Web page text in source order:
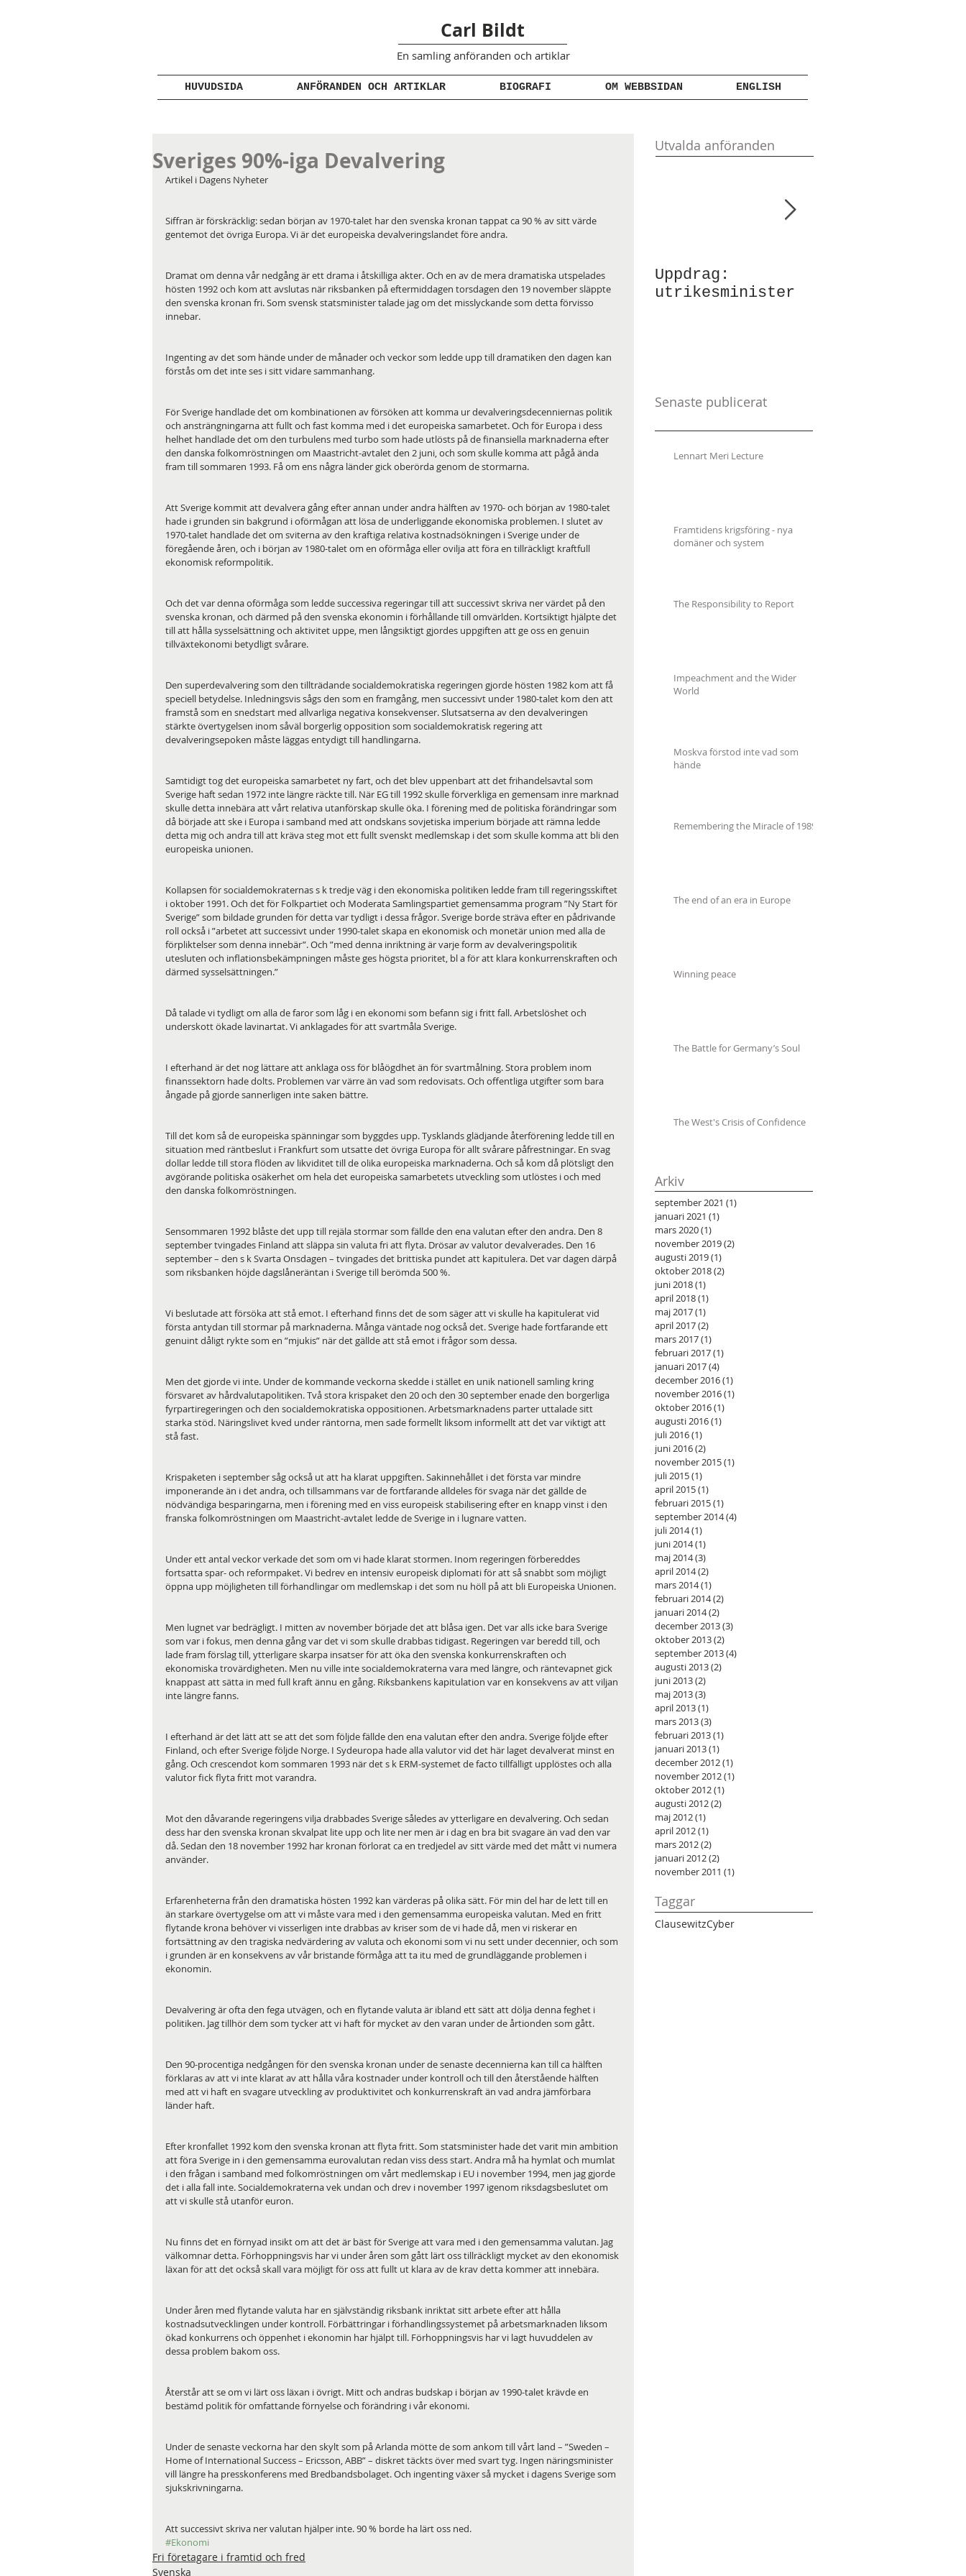
Carl Bildt
En samling anföranden och artiklar
HUVUDSIDA ANFÖRANDEN OCH ARTIKLAR BIOGRAFI OM WEBBSIDAN ENGLISH
Sveriges 90%-iga Devalvering
Artikel i Dagens Nyheter
Siffran är förskräcklig: sedan början av 1970-talet har den svenska kronan tappat ca 90 % av sitt värde
gentemot det övriga Europa. Vi är det europeiska devalveringslandet före andra.
Dramat om denna vår nedgång är ett drama i åtskilliga akter. Och en av de mera dramatiska utspelades
hösten 1992 och kom att avslutas när riksbanken på eftermiddagen torsdagen den 19 november släppte
den svenska kronan fri. Som svensk statsminister talade jag om det misslyckande som detta förvisso
innebar.
Ingenting av det som hände under de månader och veckor som ledde upp till dramatiken den dagen kan
förstås om det inte ses i sitt vidare sammanhang.
För Sverige handlade det om kombinationen av försöken att komma ur devalveringsdecenniernas politik
och ansträngningarna att fullt och fast komma med i det europeiska samarbetet. Och för Europa i dess
helhet handlade det om den turbulens med turbo som hade utlösts på de finansiella marknaderna efter
den danska folkomröstningen om Maastricht-avtalet den 2 juni, och som skulle komma att pågå ända
fram till sommaren 1993. Få om ens några länder gick oberörda genom de stormarna.
Att Sverige kommit att devalvera gång efter annan under andra hälften av 1970- och början av 1980-talet
hade i grunden sin bakgrund i oförmågan att lösa de underliggande ekonomiska problemen. I slutet av
1970-talet handlade det om sviterna av den kraftiga relativa kostnadsökningen i Sverige under de
föregående åren, och i början av 1980-talet om en oförmåga eller ovilja att föra en tillräckligt kraftfull
ekonomisk reformpolitik.
Och det var denna oförmåga som ledde successiva regeringar till att successivt skriva ner värdet på den
svenska kronan, och därmed på den svenska ekonomin i förhållande till omvärlden. Kortsiktigt hjälpte det
till att hålla sysselsättning och aktivitet uppe, men långsiktigt gjordes uppgiften att ge oss en genuin
tillväxtekonomi betydligt svårare.
Den superdevalvering som den tillträdande socialdemokratiska regeringen gjorde hösten 1982 kom att få
speciell betydelse. Inledningsvis sågs den som en framgång, men successivt under 1980-talet kom den att
framstå som en snedstart med allvarliga negativa konsekvenser. Slutsatserna av den devalveringen
stärkte övertygelsen inom såväl borgerlig opposition som socialdemokratisk regering att
devalveringsepoken måste läggas entydigt till handlingarna.
Samtidigt tog det europeiska samarbetet ny fart, och det blev uppenbart att det frihandelsavtal som
Sverige haft sedan 1972 inte längre räckte till. När EG till 1992 skulle förverkliga en gemensam inre marknad
skulle detta innebära att vårt relativa utanförskap skulle öka. I förening med de politiska förändringar som
då började att ske i Europa i samband med att ondskans sovjetiska imperium började att rämna ledde
detta mig och andra till att kräva steg mot ett fullt svenskt medlemskap i det som skulle komma att bli den
europeiska unionen.
Kollapsen för socialdemokraternas s k tredje väg i den ekonomiska politiken ledde fram till regeringsskiftet
i oktober 1991. Och det för Folkpartiet och Moderata Samlingspartiet gemensamma program ”Ny Start för
Sverige” som bildade grunden för detta var tydligt i dessa frågor. Sverige borde sträva efter en pådrivande
roll också i ”arbetet att successivt under 1990-talet skapa en ekonomisk och monetär union med alla de
förpliktelser som denna innebär”. Och ”med denna inriktning är varje form av devalveringspolitik
utesluten och inflationsbekämpningen måste ges högsta prioritet, bl a för att klara konkurrenskraften och
därmed sysselsättningen.”
Då talade vi tydligt om alla de faror som låg i en ekonomi som befann sig i fritt fall. Arbetslöshet och
underskott ökade lavinartat. Vi anklagades för att svartmåla Sverige.
I efterhand är det nog lättare att anklaga oss för blåögdhet än för svartmålning. Stora problem inom
finanssektorn hade dolts. Problemen var värre än vad som redovisats. Och offentliga utgifter som bara
ångade på gjorde sannerligen inte saken bättre.
Till det kom så de europeiska spänningar som byggdes upp. Tysklands glädjande återförening ledde till en
situation med räntbeslut i Frankfurt som utsatte det övriga Europa för allt svårare påfrestningar. En svag
dollar ledde till stora flöden av likviditet till de olika europeiska marknaderna. Och så kom då plötsligt den
avgörande politiska osäkerhet om hela det europeiska samarbetets utveckling som utlöstes i och med
den danska folkomröstningen.
Sensommaren 1992 blåste det upp till rejäla stormar som fällde den ena valutan efter den andra. Den 8
september tvingades Finland att släppa sin valuta fri att flyta. Drösar av valutor devalverades. Den 16
september – den s k Svarta Onsdagen – tvingades det brittiska pundet att kapitulera. Det var dagen därpå
som riksbanken höjde dagslåneräntan i Sverige till berömda 500 %.
Vi beslutade att försöka att stå emot. I efterhand finns det de som säger att vi skulle ha kapitulerat vid
första antydan till stormar på marknaderna. Många väntade nog också det. Sverige hade fortfarande ett
genuint dåligt rykte som en ”mjukis” när det gällde att stå emot i frågor som dessa.
Men det gjorde vi inte. Under de kommande veckorna skedde i stället en unik nationell samling kring
försvaret av hårdvalutapolitiken. Två stora krispaket den 20 och den 30 september enade den borgerliga
fyrpartiregeringen och den socialdemokratiska oppositionen. Arbetsmarknadens parter uttalade sitt
starka stöd. Näringslivet kved under räntorna, men sade formellt liksom informellt att det var viktigt att
stå fast.
Krispaketen i september såg också ut att ha klarat uppgiften. Sakinnehållet i det första var mindre
imponerande än i det andra, och tillsammans var de fortfarande alldeles för svaga när det gällde de
nödvändiga besparingarna, men i förening med en viss europeisk stabilisering efter en knapp vinst i den
franska folkomröstningen om Maastricht-avtalet ledde de Sverige in i lugnare vatten.
Under ett antal veckor verkade det som om vi hade klarat stormen. Inom regeringen förbereddes
fortsatta spar- och reformpaket. Vi bedrev en intensiv europeisk diplomati för att så snabbt som möjligt
öppna upp möjligheten till förhandlingar om medlemskap i det som nu höll på att bli Europeiska Unionen.
Men lugnet var bedrägligt. I mitten av november började det att blåsa igen. Det var alls icke bara Sverige
som var i fokus, men denna gång var det vi som skulle drabbas tidigast. Regeringen var beredd till, och
lade fram förslag till, ytterligare skarpa insatser för att öka den svenska konkurrenskraften och
ekonomiska trovärdigheten. Men nu ville inte socialdemokraterna vara med längre, och räntevapnet gick
knappast att sätta in med full kraft ännu en gång. Riksbankens kapitulation var en konsekvens av att viljan
inte längre fanns.
I efterhand är det lätt att se att det som följde fällde den ena valutan efter den andra. Sverige följde efter
Finland, och efter Sverige följde Norge. I Sydeuropa hade alla valutor vid det här laget devalverat minst en
gång. Och crescendot kom sommaren 1993 när det s k ERM-systemet de facto tillfälligt upplöstes och alla
valutor fick flyta fritt mot varandra.
Mot den dåvarande regeringens vilja drabbades Sverige således av ytterligare en devalvering. Och sedan
dess har den svenska kronan skvalpat lite upp och lite ner men är i dag en bra bit svagare än vad den var
då. Sedan den 18 november 1992 har kronan förlorat ca en tredjedel av sitt värde med det mått vi numera
använder.
Erfarenheterna från den dramatiska hösten 1992 kan värderas på olika sätt. För min del har de lett till en
än starkare övertygelse om att vi måste vara med i den gemensamma europeiska valutan. Med en fritt
flytande krona behöver vi visserligen inte drabbas av kriser som de vi hade då, men vi riskerar en
fortsättning av den tragiska nedvärdering av valuta och ekonomi som vi nu sett under decennier, och som
i grunden är en konsekvens av vår bristande förmåga att ta itu med de grundläggande problemen i
ekonomin.
Devalvering är ofta den fega utvägen, och en flytande valuta är ibland ett sätt att dölja denna feghet i
politiken. Jag tillhör dem som tycker att vi haft för mycket av den varan under de årtionden som gått.
Den 90-procentiga nedgången för den svenska kronan under de senaste decennierna kan till ca hälften
förklaras av att vi inte klarat av att hålla våra kostnader under kontroll och till den återstående hälften
med att vi haft en svagare utveckling av produktivitet och konkurrenskraft än vad andra jämförbara
länder haft.
Efter kronfallet 1992 kom den svenska kronan att flyta fritt. Som statsminister hade det varit min ambition
att föra Sverige in i den gemensamma eurovalutan redan viss dess start. Andra må ha hymlat och mumlat
i den frågan i samband med folkomröstningen om vårt medlemskap i EU i november 1994, men jag gjorde
det i alla fall inte. Socialdemokraterna vek undan och drev i november 1997 igenom riksdagsbeslutet om
att vi skulle stå utanför euron.
Nu finns det en förnyad insikt om att det är bäst för Sverige att vara med i den gemensamma valutan. Jag
välkomnar detta. Förhoppningsvis har vi under åren som gått lärt oss tillräckligt mycket av den ekonomisk
läxan för att det också skall vara möjligt för oss att fullt ut klara av de krav detta kommer att innebära.
Under åren med flytande valuta har en självständig riksbank inriktat sitt arbete efter att hålla
kostnadsutvecklingen under kontroll. Förbättringar i förhandlingssystemet på arbetsmarknaden liksom
ökad konkurrens och öppenhet i ekonomin har hjälpt till. Förhoppningsvis har vi lagt huvuddelen av
dessa problem bakom oss.
Återstår att se om vi lärt oss läxan i övrigt. Mitt och andras budskap i början av 1990-talet krävde en
bestämd politik för omfattande förnyelse och förändring i vår ekonomi.
Under de senaste veckorna har den skylt som på Arlanda mötte de som ankom till vårt land – ”Sweden –
Home of International Success – Ericsson, ABB” – diskret täckts över med svart tyg. Ingen näringsminister
vill längre ha presskonferens med Bredbandsbolaget. Och ingenting växer så mycket i dagens Sverige som
sjukskrivningarna.
Att successivt skriva ner valutan hjälper inte. 90 % borde ha lärt oss ned.
#Ekonomi
Fri företagare i framtid och fred
Svenska
Utvalda anföranden
Uppdrag:
utrikesminister
Senaste publicerat
Lennart Meri Lecture
Framtidens krigsföring - nya
domäner och system
The Responsibility to Report
Impeachment and the Wider
World
Moskva förstod inte vad som
hände
Remembering the Miracle of 1989
The end of an era in Europe
Winning peace
The Battle for Germany’s Soul
The West's Crisis of Confidence
Arkiv
september 2021 (1)
januari 2021 (1)
mars 2020(1)
november 2019(2)
augusti 2019(1)
oktober 2018(2)
juni 2018(1)
april 2018(1)
maj 2017(1)
april 2017(2)
mars 2017(1)
februari 2017(1)
januari 2017(4)
december 2016(1)
november 2016(1)
oktober 2016(1)
augusti 2016(1)
juli 2016(1)
juni 2016(2)
november 2015(1)
juli 2015(1)
april 2015(1)
februari 2015(1)
september 2014(4)
juli 2014(1)
juni 2014(1)
maj 2014(3)
april 2014(2)
mars 2014(1)
februari 2014(2)
januari 2014(2)
december 2013(3)
oktober 2013(2)
september 2013(4)
augusti 2013(2)
juni 2013(2)
maj 2013(3)
april 2013(1)
mars 2013(3)
februari 2013(1)
januari 2013(1)
december 2012(1)
november 2012(1)
oktober 2012(1)
augusti 2012(2)
maj 2012(1)
april 2012(1)
mars 2012(2)
januari 2012(2)
november 2011 (1)
Taggar
ClausewitzCyber